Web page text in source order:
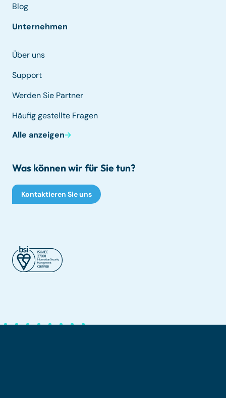
Blog
Unternehmen
Über uns
Support
Werden Sie Partner
Häufig gestellte Fragen
Alle anzeigen
Was können wir für Sie tun?
Kontaktieren Sie uns